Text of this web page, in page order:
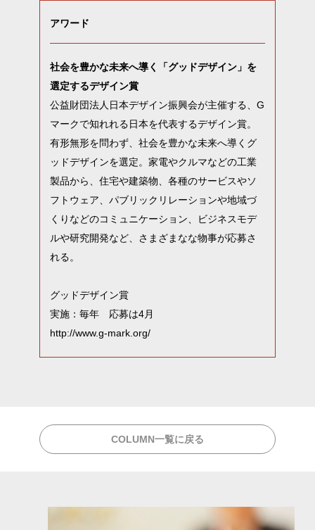
アワード
社会を豊かな未来へ導く「グッドデザイン」を
選定するデザイン賞
公益財団法人日本デザイン振興会が主催する、G
マークで知れれる日本を代表するデザイン賞。
有形無形を問わず、社会を豊かな未来へ導くグ
ッドデザインを選定。家電やクルマなどの工業
製品から、住宅や建築物、各種のサービスやソ
フトウェア、パブリックリレーションや地域づ
くりなどのコミュニケーション、ビジネスモデ
ルや研究開発など、さまざまなな物事が応募さ
れる。
グッドデザイン賞
実施：毎年 応募は4月
http://www.g-mark.org/
COLUMN一覧に戻る